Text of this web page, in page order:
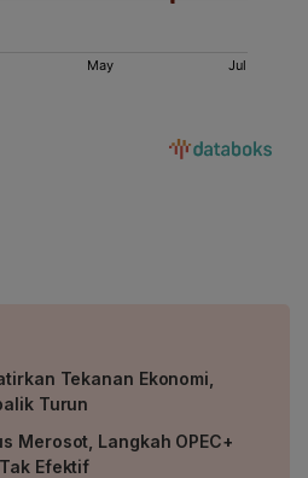
Tekanan Ekonomi,
Turun
Merosot, Langkah OPEC+
Efektif